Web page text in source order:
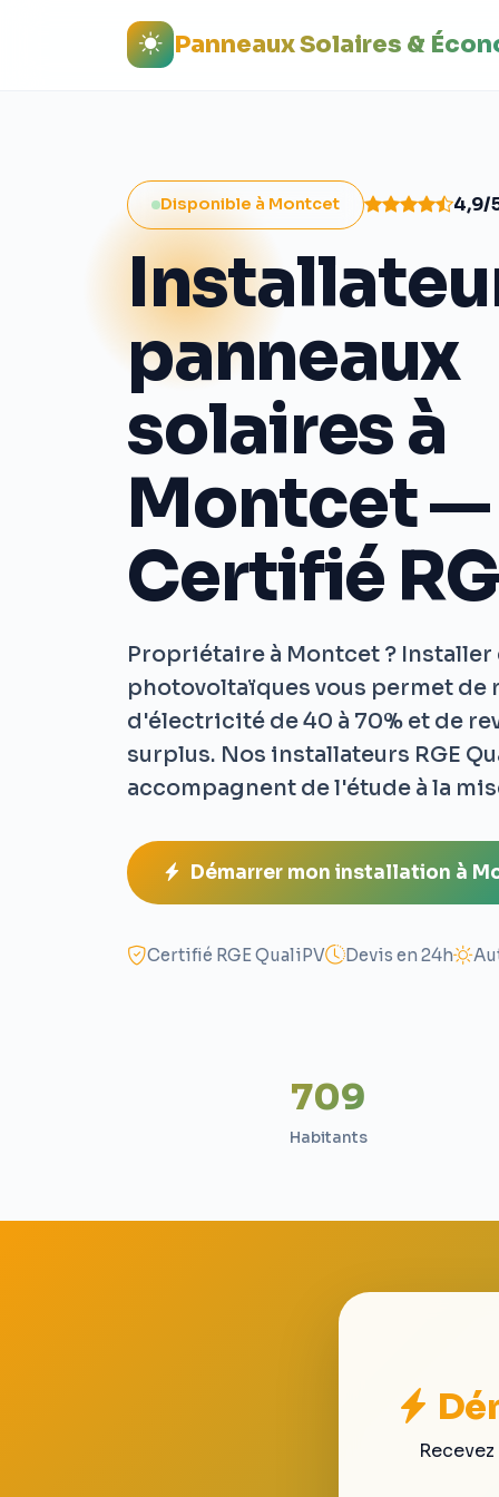
Panneaux Solaires &
Disponible à Montcet 4,9/
panneaux
solaires à
Montcet —
Certifié
Propriétaire à Montcet ? Installer
photovoltaïques vous permet de
d'électricité de 40 à 70% et de
surplus. Nos installateurs RGE
accompagnent de l'étude à la
Démarrer mon installation à
Certifié RGE QualiPV Devis en 24h
709
Habitants